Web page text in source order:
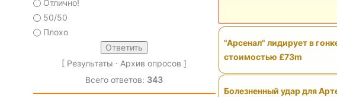
Отлично!
50/50
Плохо
[ Результаты · Архив опросов ]
Всего ответов: 343
"Арсенал" лидирует в
стоимостью £73m
Болезненный удар для